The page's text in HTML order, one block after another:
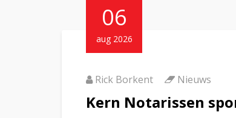
06
aug 2026
Rick Borkent Nieuws
Kern Notarissen